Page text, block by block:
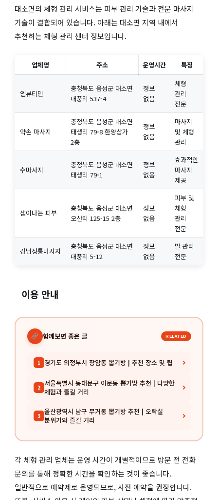
대소면의 체형 관리 서비스는 피부 관리 기술과 전문 마사지
기술이 결합되어 있습니다. 아래는 대소면 지역 내에서
추천하는 체형 관리 센터 정보입니다.
업체명 주소 운영시간 특징
엠뷰티민
충청북도 음성군 대소면
대풍리 537-4
정보
없음
체형
관리
전문
약손 마사지
충청북도 음성군 대소면
태생리 79-8 한양상가
2층
정보
없음
마사지
및 체형
관리
수마사지
충청북도 음성군 대소면
태생리 79-1
정보
없음
효과적인
마사지
제공
샘이나는 피부
충청북도 음성군 대소면
오산리 125-15 2층
정보
없음
피부 및
체형
관리
전문
강남정통마사지
충청북도 음성군 대소면
대풍리 5-12
정보
없음
발 관리
전문
이용 안내
함께보면 좋은 글 RELATED
1 경기도 의정부시 장암동 뽑기방 | 추천 장소 및 팁
2 서울특별시 동대문구 이문동 뽑기방 추천 | 다양한
체험과 즐길 거리
3 울산광역시 남구 무거동 뽑기방 추천 | 오락실
분위기와 즐길 거리
각 체형 관리 업체는 운영 시간이 개별적이므로 방문 전 전화
문의를 통해 정확한 시간을 확인하는 것이 좋습니다.
일반적으로 예약제로 운영되므로, 사전 예약을 권장합니다.